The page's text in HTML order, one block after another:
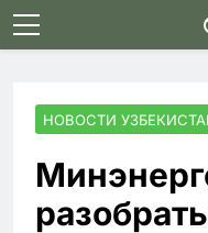
Skip
to
НОВОСТИ